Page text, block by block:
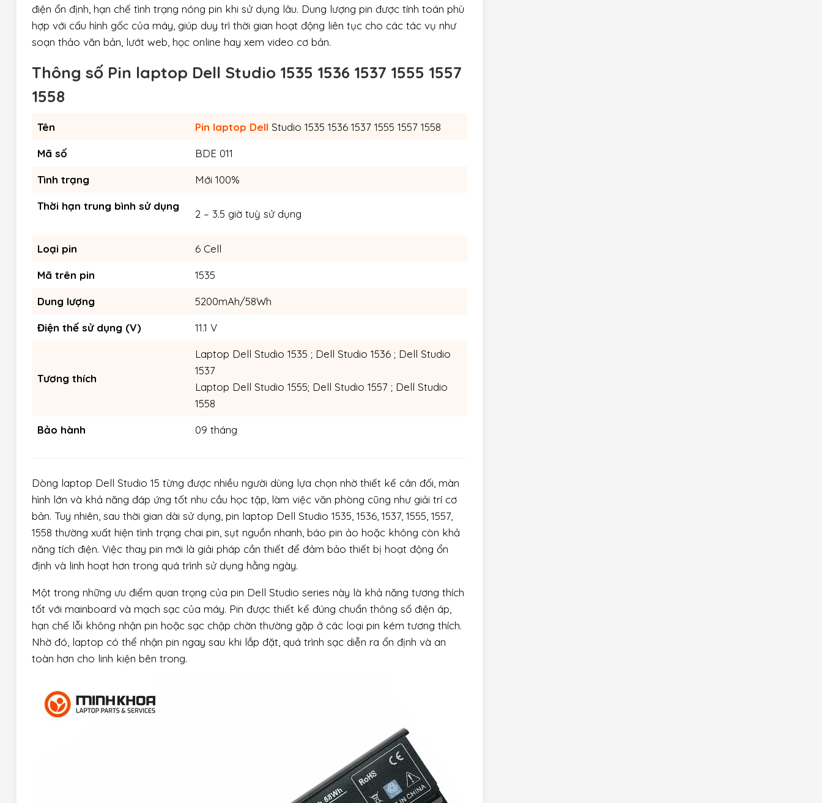
điện ổn định, hạn chế tình trạng nóng pin khi sử dụng lâu. Dung lượng pin được tính toán phù
hợp với cấu hình gốc của máy, giúp duy trì thời gian hoạt động liên tục cho các tác vụ như
soạn thảo văn bản, lướt web, học online hay xem video cơ bản.
Thông số Pin laptop Dell Studio 1535 1536 1537 1555 1557
1558
Tên Pin laptop Dell Studio 1535 1536 1537 1555 1557 1558
Mã số BDE 011
Tình trạng Mới 100%
Thời hạn trung bình sử dụng
2 – 3.5 giờ tuỳ sử dụng
Loại pin 6 Cell
Mã trên pin 1535
Dung lượng 5200mAh/58Wh
Điện thế sử dụng (V) 11.1 V
Tương thích
Laptop Dell Studio 1535 ; Dell Studio 1536 ; Dell Studio
1537
Laptop Dell Studio 1555; Dell Studio 1557 ; Dell Studio
1558
Bảo hành 09 tháng
Dòng laptop Dell Studio 15 từng được nhiều người dùng lựa chọn nhờ thiết kế cân đối, màn
hình lớn và khả năng đáp ứng tốt nhu cầu học tập, làm việc văn phòng cũng như giải trí cơ
bản. Tuy nhiên, sau thời gian dài sử dụng, pin laptop Dell Studio 1535, 1536, 1537, 1555, 1557,
1558 thường xuất hiện tình trạng chai pin, sụt nguồn nhanh, báo pin ảo hoặc không còn khả
năng tích điện. Việc thay pin mới là giải pháp cần thiết để đảm bảo thiết bị hoạt động ổn
định và linh hoạt hơn trong quá trình sử dụng hằng ngày.
Một trong những ưu điểm quan trọng của pin Dell Studio series này là khả năng tương thích
tốt với mainboard và mạch sạc của máy. Pin được thiết kế đúng chuẩn thông số điện áp,
hạn chế lỗi không nhận pin hoặc sạc chập chờn thường gặp ở các loại pin kém tương thích.
Nhờ đó, laptop có thể nhận pin ngay sau khi lắp đặt, quá trình sạc diễn ra ổn định và an
toàn hơn cho linh kiện bên trong.